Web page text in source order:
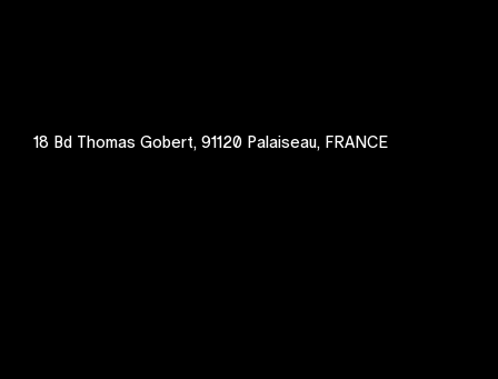
18 Bd Thomas Gobert, 91120 Palaiseau, FRANCE